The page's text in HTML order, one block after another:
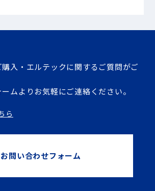
入・エルテックに関するご質問がご
ムよりお気軽にご連絡ください。
ら
お問い合わせフォーム